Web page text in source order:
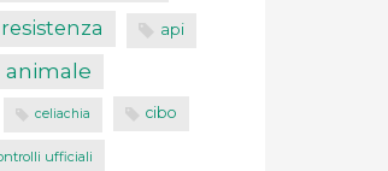
api
animale
celiachia cibo
ufficiali